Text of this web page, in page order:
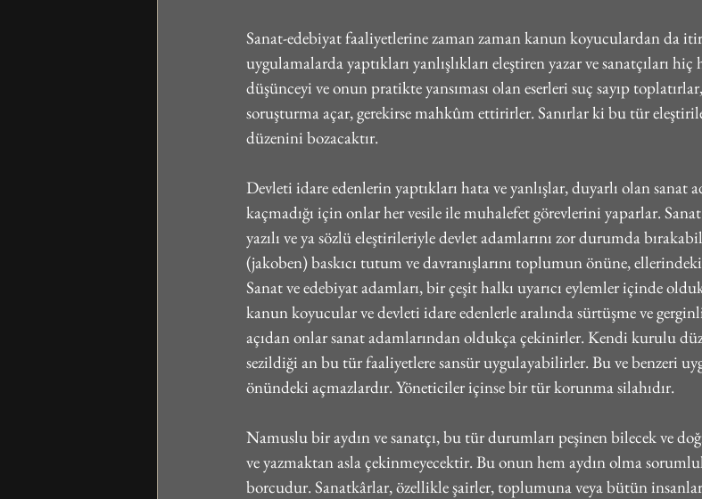
Sanat-edebiyat faaliyetlerine zaman zaman kanun koyuculardan da
uygulamalarda yaptıkları yanlışlıkları eleştiren yazar ve sanatçıları
düşünceyi ve onun pratikte yansıması olan eserleri suç sayıp
soruşturma açar, gerekirse mahkûm ettirirler. Sanırlar ki bu tür
düzenini bozacaktır.
Devleti idare edenlerin yaptıkları hata ve yanlışlar, duyarlı olan sanat
kaçmadığı için onlar her vesile ile muhalefet görevlerini yaparlar.
yazılı ve ya sözlü eleştirileriyle devlet adamlarını zor durumda
(jakoben) baskıcı tutum ve davranışlarını toplumun önüne,
Sanat ve edebiyat adamları, bir çeşit halkı uyarıcı eylemler içinde
kanun koyucular ve devleti idare edenlerle aralında sürtüşme ve
açıdan onlar sanat adamlarından oldukça çekinirler. Kendi kurulu
sezildiği an bu tür faaliyetlere sansür uygulayabilirler. Bu ve benzeri
önündeki açmazlardır. Yöneticiler içinse bir tür korunma silahıdır.
Namuslu bir aydın ve sanatçı, bu tür durumları peşinen bilecek ve
ve yazmaktan asla çekinmeyecektir. Bu onun hem aydın olma
borcudur. Sanatkârlar, özellikle şairler, toplumuna veya bütün